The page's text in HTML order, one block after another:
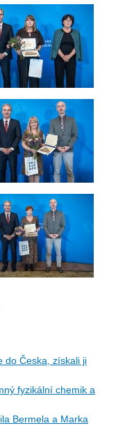
do Česka, získali ji
fyzikální chemik a
Bermela a Marka